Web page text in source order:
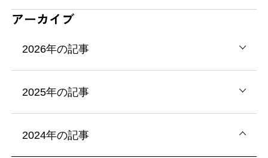
アーカイブ
2026年の記事
2025年の記事
2024年の記事